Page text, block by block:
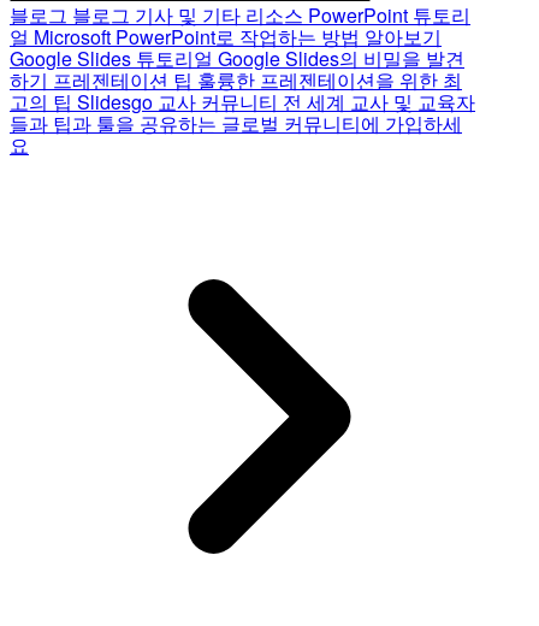
블로그 블로그 기사 및 기타 리소스 PowerPoint 튜토리
얼 Microsoft PowerPoint로 작업하는 방법 알아보기
Google Slides 튜토리얼 Google Slides의 비밀을 발견
하기 프레젠테이션 팁 훌륭한 프레젠테이션을 위한 최
고의 팁 Slidesgo 교사 커뮤니티 전 세계 교사 및 교육자
들과 팁과 툴을 공유하는 글로벌 커뮤니티에 가입하세
요